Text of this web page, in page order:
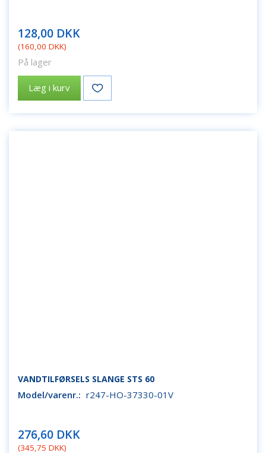
128,00 DKK
(160,00 DKK)
På lager
Læg i kurv
VANDTILFØRSELS SLANGE STS 60
Model/varenr.: r247-HO-37330-01V
276,60 DKK
(345,75 DKK)